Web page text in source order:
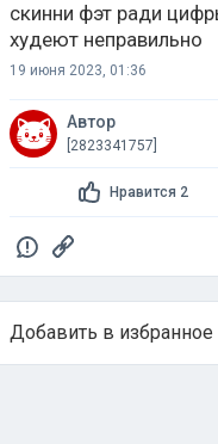
скинни фэт ради
худеют неправильно
19 июня 2023, 01:36
Автор
[2823341757]
Нравится 2
Добавить в избранное
Тема в избранном